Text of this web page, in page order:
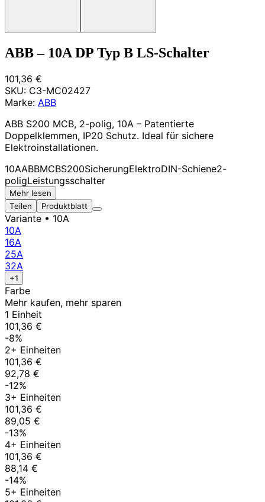
ABB – 10A DP Typ B LS-Schalter
101,36 €
SKU: C3-MC02427
Marke: ABB
ABB S200 MCB, 2-polig, 10A – Patentierte
Doppelklemmen, IP20 Schutz. Ideal für sichere
Elektroinstallationen.
10AABBMCBS200SicherungElektroDIN-Schiene2-
poligLeistungsschalter
Mehr lesen
Teilen
Produktblatt
Variante • 10A
10A
16A
25A
32A
+1
Farbe
Mehr kaufen, mehr sparen
1 Einheit
101,36 €
-8%
2+ Einheiten
101,36 €
92,78 €
-12%
3+ Einheiten
101,36 €
89,05 €
-13%
4+ Einheiten
101,36 €
88,14 €
-14%
5+ Einheiten